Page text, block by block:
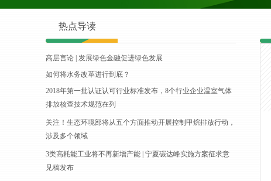
热点导读
高层言论 | 发展绿色金融促进绿色发展
如何将水务改革进行到底？
2018年第一批认证认可行业标准发布，8个行业企业温室气体
排放核查技术规范在列
关注！生态环境部将从五个方面推动开展控制甲烷排放行动，
涉及多个领域
3类高耗能工业将不再新增产能 | 宁夏碳达峰实施方案征求意
见稿发布